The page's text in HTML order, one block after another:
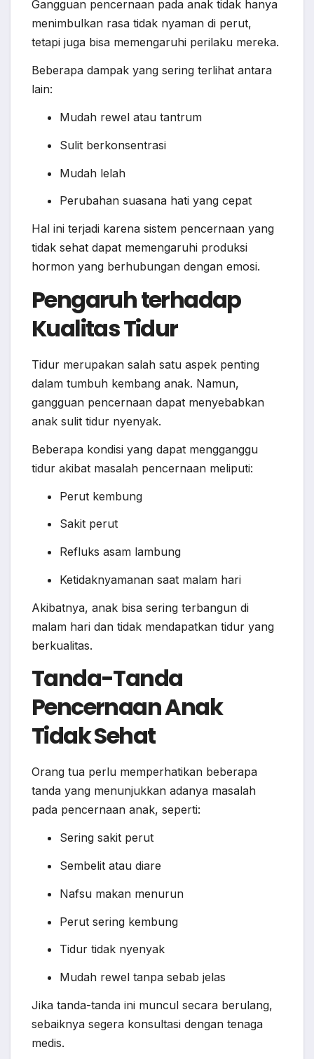
Gangguan pencernaan pada anak tidak hanya
menimbulkan rasa tidak nyaman di perut,
tetapi juga bisa memengaruhi perilaku mereka.
Beberapa dampak yang sering terlihat antara
lain:
Mudah rewel atau tantrum
Sulit berkonsentrasi
Mudah lelah
Perubahan suasana hati yang cepat
Hal ini terjadi karena sistem pencernaan yang
tidak sehat dapat memengaruhi produksi
hormon yang berhubungan dengan emosi.
Pengaruh terhadap
Kualitas Tidur
Tidur merupakan salah satu aspek penting
dalam tumbuh kembang anak. Namun,
gangguan pencernaan dapat menyebabkan
anak sulit tidur nyenyak.
Beberapa kondisi yang dapat mengganggu
tidur akibat masalah pencernaan meliputi:
Perut kembung
Sakit perut
Refluks asam lambung
Ketidaknyamanan saat malam hari
Akibatnya, anak bisa sering terbangun di
malam hari dan tidak mendapatkan tidur yang
berkualitas.
Tanda-Tanda
Pencernaan Anak
Tidak Sehat
Orang tua perlu memperhatikan beberapa
tanda yang menunjukkan adanya masalah
pada pencernaan anak, seperti:
Sering sakit perut
Sembelit atau diare
Nafsu makan menurun
Perut sering kembung
Tidur tidak nyenyak
Mudah rewel tanpa sebab jelas
Jika tanda-tanda ini muncul secara berulang,
sebaiknya segera konsultasi dengan tenaga
medis.